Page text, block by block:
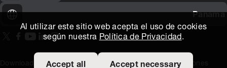
Al utilizar este sitio web acepta el uso de cookies
según nuestra Política de Privacidad .
Accept all Accept necessary
Panama
On our X page
(Opens in new window)
On our Facebook page
(Opens in new window)
On our Youtube page
(Opens in new window)
(Opens in new window)
On our Instagram page
(Opens in new window)
Download areaTitus Expertise ExtranetTerminos y Condiciones